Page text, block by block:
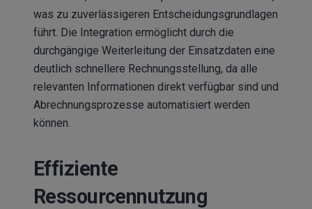
was zu zuverlässigeren Entscheidungsgrundlagen
führt. Die Integration ermöglicht durch die
durchgängige Weiterleitung der Einsatzdaten eine
deutlich schnellere Rechnungsstellung, da alle
relevanten Informationen direkt verfügbar sind und
Abrechnungsprozesse automatisiert werden
können.
Effiziente
Ressourcennutzung